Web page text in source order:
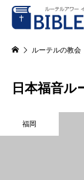
ルーテルの教会
日本福音ル
福岡